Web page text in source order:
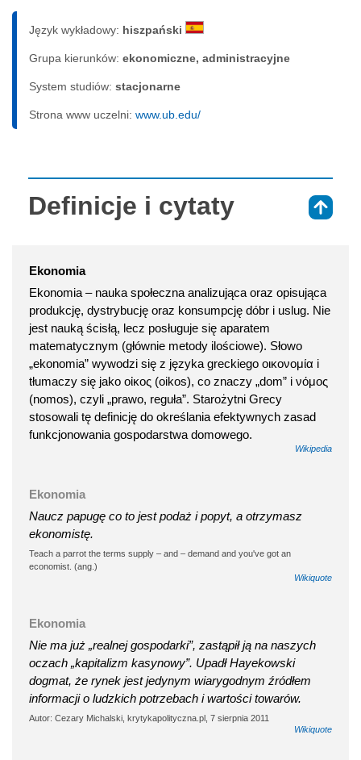
Język wykładowy: hiszpański
Grupa kierunków: ekonomiczne, administracyjne
System studiów: sta­cjo­nar­ne
Strona www uczelni: www.ub.edu/
Definicje i cytaty
Ekonomia
Ekonomia – nauka społeczna analizująca oraz opisująca
produkcję, dystrybucję oraz konsumpcję dóbr i uslug. Nie
jest nauką ścisłą, lecz posługuje się aparatem
matematycznym (głównie metody ilościowe). Słowo
„ekonomia” wywodzi się z języka greckiego οικονομία i
tłumaczy się jako οἰκος (oikos), co znaczy „dom” i νόμος
(nomos), czyli „prawo, reguła”. Starożytni Grecy
stosowali tę definicję do określania efektywnych zasad
funkcjonowania gospodarstwa domowego.
Wikipedia
Ekonomia
Naucz papugę co to jest podaż i popyt, a otrzymasz
ekonomistę.
Teach a parrot the terms supply – and – demand and you've got an
economist. (ang.)
Wikiquote
Ekonomia
Nie ma już „realnej gospodarki”, zastąpił ją na naszych
oczach „kapitalizm kasynowy”. Upadł Hayekowski
dogmat, że rynek jest jedynym wiarygodnym źródłem
informacji o ludzkich potrzebach i wartości towarów.
Autor: Cezary Michalski, krytykapolityczna.pl, 7 sierpnia 2011
Wikiquote